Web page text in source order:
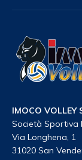
IMOCO
Società Sportiva
Via Longhena, 1
31020 San